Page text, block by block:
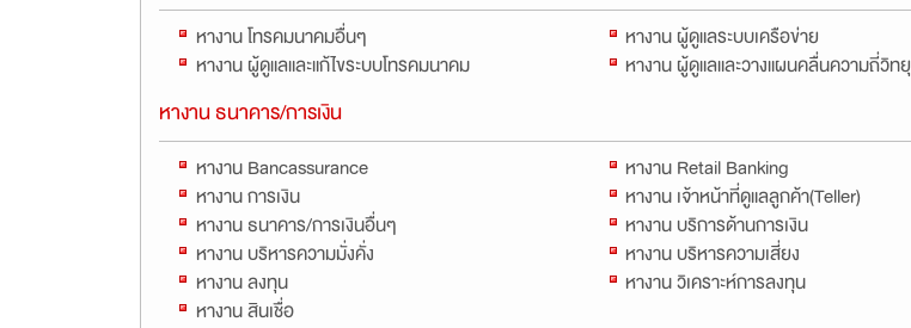
หางาน โทรคมนาคมอื่นๆ หางาน ผู้ดูแลระบบเครือข่าย
หางาน ผู้ดูแลและแก้ไขระบบโทรคมนาคม
หางาน ผู้ดูแลและวางแผนคลื่นความถี่วิทยุ
หางาน ธนาคาร/การเงิน
หางาน Bancassurance หางาน Retail Banking
หางาน การเงิน
หางาน เจ้าหน้าที่ดูแลลูกค้า(Teller)
หางาน ธนาคาร/การเงินอื่นๆ
หางาน บริการด้านการเงิน
หางาน บริหารความมั่งคั่ง
หางาน บริหารความเสี่ยง
หางาน ลงทุน
หางาน วิเคราะห์การลงทุน
หางาน สินเชื่อ